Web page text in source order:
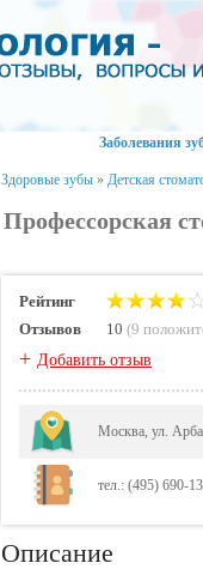
Заболевания
Здоровые зубы » Детская
Профессорская
Рейтинг
Отзывов
10 (9
+ Добавить отзыв
Москва, ул.
тел.: (495) 690-
Описание